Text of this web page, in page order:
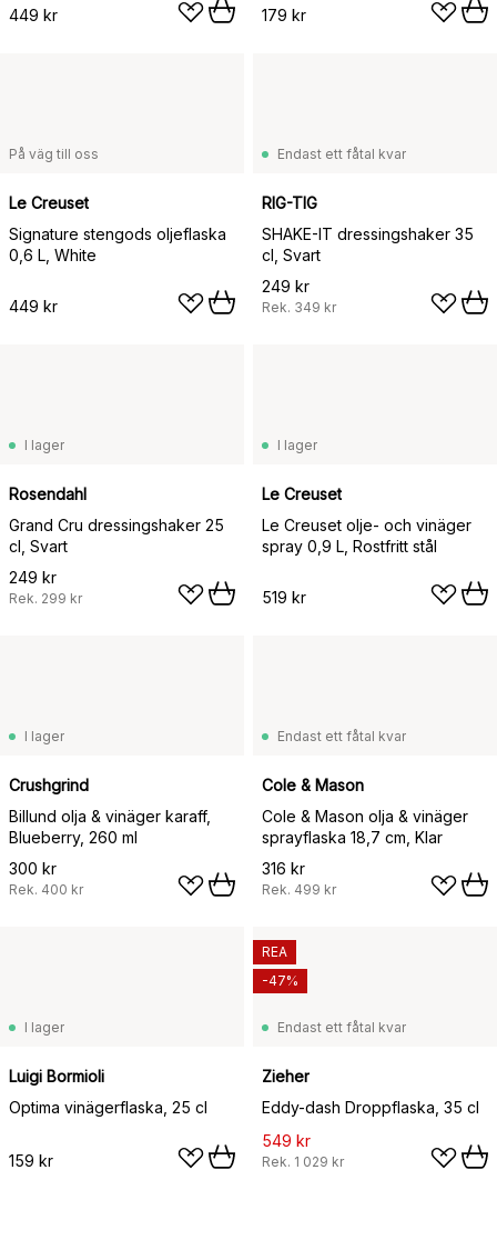
449 kr
179 kr
På väg till oss
Le Creuset
Signature stengods oljeflaska
0,6 L, White
449 kr
Endast ett fåtal kvar
RIG-TIG
SHAKE-IT dressingshaker 35
cl, Svart
249 kr
Rek. 349 kr
I lager
Rosendahl
Grand Cru dressingshaker 25
cl, Svart
249 kr
Rek. 299 kr
I lager
Le Creuset
Le Creuset olje- och vinäger
spray 0,9 L, Rostfritt stål
519 kr
I lager
Crushgrind
Billund olja & vinäger karaff,
Blueberry, 260 ml
300 kr
Rek. 400 kr
Endast ett fåtal kvar
Cole & Mason
Cole & Mason olja & vinäger
sprayflaska 18,7 cm, Klar
316 kr
Rek. 499 kr
I lager
Luigi Bormioli
Optima vinägerflaska, 25 cl
159 kr
Endast ett fåtal kvar
Zieher
Eddy-dash Droppflaska, 35 cl
549 kr
Rek. 1 029 kr
REA
-47%